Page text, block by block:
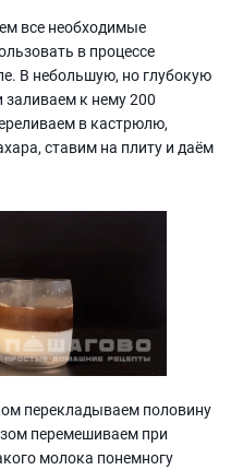
все необходимые
в процессе
В небольшую, но глубокую
к нему 200
в кастрюлю,
ставим на плиту и даём
перекладываем половину
перемешиваем при
молока понемногу